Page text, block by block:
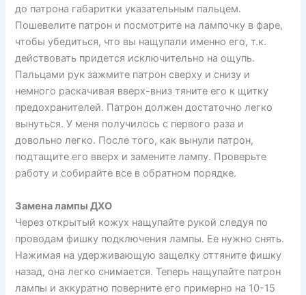
до патрона габаритки указательным пальцем.
Пошевелите патрон и посмотрите на лампочку в фаре,
чтобы убедиться, что вы нащупали именно его, т.к.
действовать придется исключительно на ощупь.
Пальцами рук зажмите патрон сверху и снизу и
немного раскачивая вверх-вниз тяните его к щитку
предохранителей. Патрон должен достаточно легко
вынуться. У меня получилось с первого раза и
довольно легко. После того, как вынули патрон,
подтащите его вверх и замените лампу. Проверьте
работу и собирайте все в обратном порядке.
Замена лампы ДХО
Через открытый кожух нащупайте рукой следуя по
проводам фишку подключения лампы. Ее нужно снять.
Нажимая на удерживающую защелку оттяните фишку
назад, она легко снимается. Теперь нащупайте патрон
лампы и аккуратно поверните его примерно на 10-15